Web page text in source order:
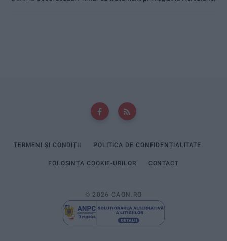
TERMENI ȘI CONDIȚII POLITICA DE CONFIDENȚIALITATE
FOLOSINȚA COOKIE-URILOR CONTACT
© 2026 CAON.RO